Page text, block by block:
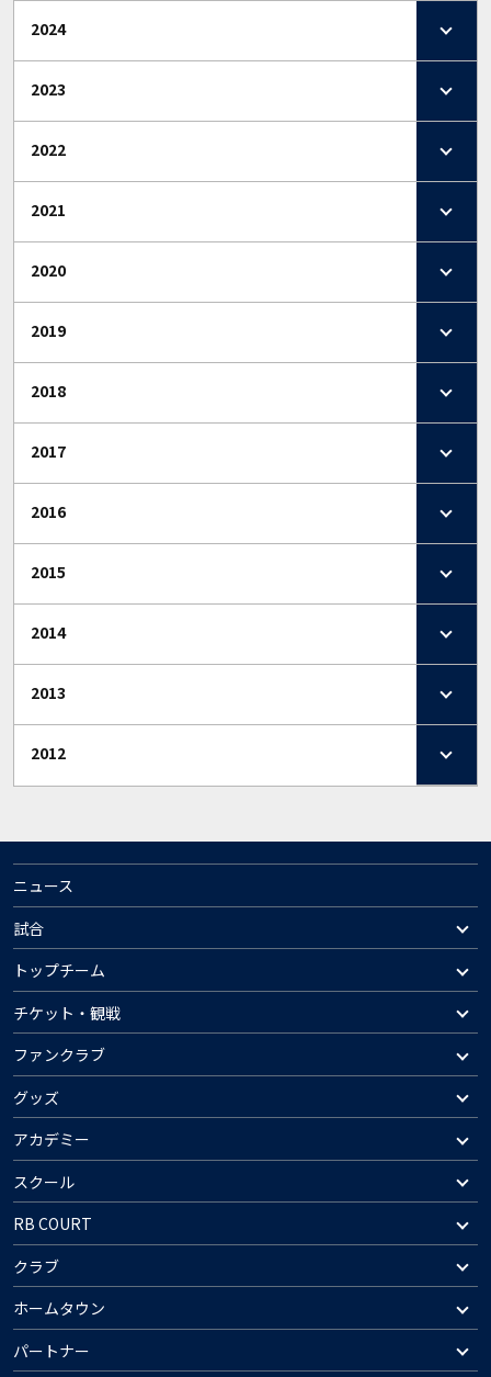
2024
2023
2022
2021
2020
2019
2018
2017
2016
2015
2014
2013
2012
ニュース
試合
トップチーム
チケット・観戦
ファンクラブ
グッズ
アカデミー
スクール
RB COURT
クラブ
ホームタウン
パートナー